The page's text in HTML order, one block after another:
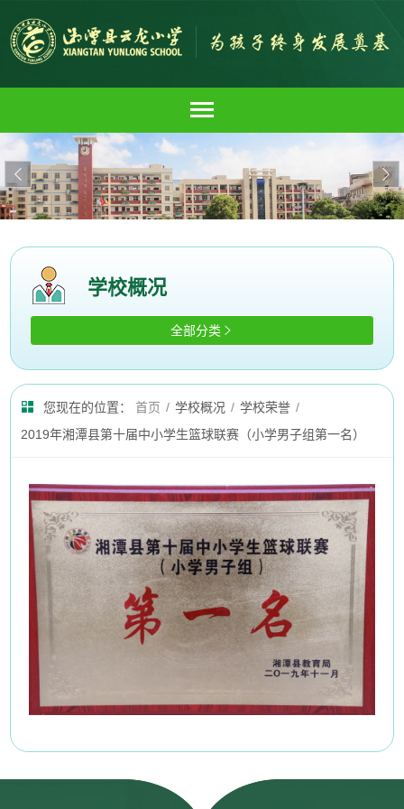
 
学校概况
全部分类 
您现在的位置： 首页 / 学校概况 / 学校荣誉 /
2019年湘潭县第十届中小学生篮球联赛（小学男子组第一名）